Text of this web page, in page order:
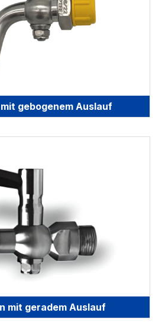
gebogenem Auslauf
mit geradem Auslauf